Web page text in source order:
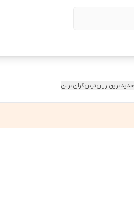
جدیدترینارزان‌ترینگران‌ترین